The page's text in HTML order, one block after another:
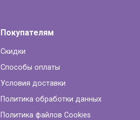
Покупателям
Скидки
Способы оплаты
Условия доставки
Политика обработки данных
Политика файлов Cookies